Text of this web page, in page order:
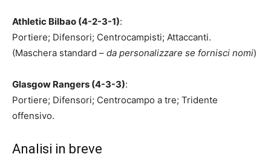
Athletic Bilbao (4-2-3-1):
Portiere; Difensori; Centrocampisti; Attaccanti.
(Maschera standard – da personalizzare se fornisci nomi)
Glasgow Rangers (4-3-3):
Portiere; Difensori; Centrocampo a tre; Tridente
offensivo.
Analisi in breve